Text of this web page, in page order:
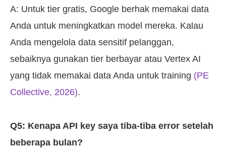
A: Untuk tier gratis, Google berhak memakai data
Anda untuk meningkatkan model mereka. Kalau
Anda mengelola data sensitif pelanggan,
sebaiknya gunakan tier berbayar atau Vertex AI
yang tidak memakai data Anda untuk training (PE
Collective, 2026).
Q5: Kenapa API key saya tiba-tiba error setelah
beberapa bulan?